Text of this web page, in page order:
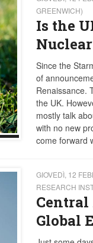
GREENWICH)
Is the
Since the
of
Renaissance.
the UK.
mostly talk
with no new
come forward
GIOVEDÌ, 12
RESEARCH
Central
Global